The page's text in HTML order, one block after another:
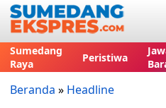
Sumedang
Raya
Peristiwa
Beranda » Headline